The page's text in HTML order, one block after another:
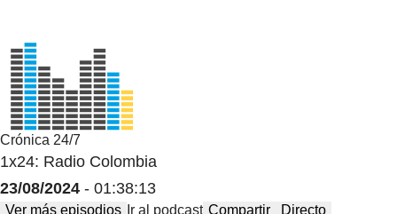
Crónica 24/7
1x24: Radio Colombia
23/08/2024 - 01:38:13
Ver más episodios Ir al podcast Compartir Directo